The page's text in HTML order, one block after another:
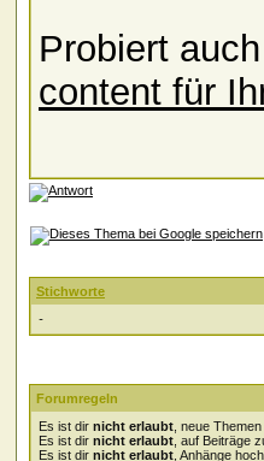
Probiert
content für
Stichworte
-
Forumregeln
Es ist dir nicht erlaubt , neue
Es ist dir nicht erlaubt , auf Beiträge
Es ist dir nicht erlaubt , Anhänge